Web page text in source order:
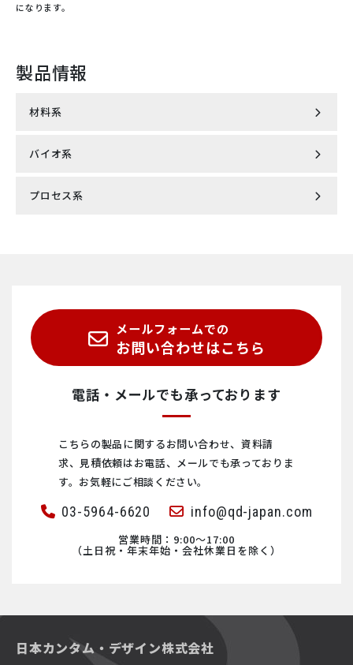
製品情報
材料系
半導体
ポリマー
ナノスポッティング
ウルトラファインバブル
微小結晶構造
バイオ系
エクソソーム
プロセス系
濃硫酸濃度計
になります。
メールフォームでの
お問い合わせはこちら
電話・メールでも承っております
こちらの製品に関するお問い合わせ、資料請
求、見積依頼はお電話、メールでも承っておりま
す。お気軽にご相談ください。
03-5964-6620 info@qd-japan.com
営業時間：9:00〜17:00
（土日祝・年末年始・会社休業日を除く）
日本カンタム・デザイン株式会社